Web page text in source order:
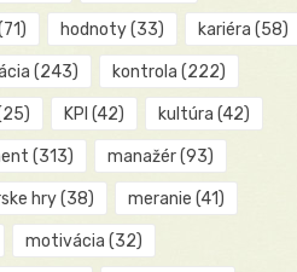
hodnoty(33) kariéra (58)
(243) kontrola (222)
KPI (42) kultúra (42)
(313) manažér(93)
hry(38) meranie (41)
motivácia (32)